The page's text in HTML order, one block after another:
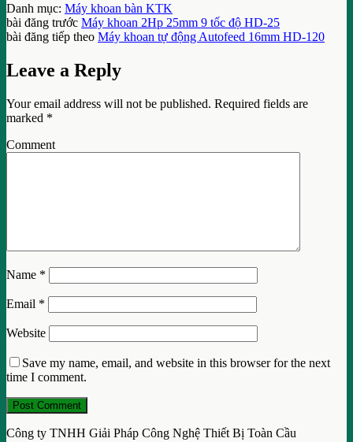
Danh mục: Máy khoan bàn KTK
bài đăng trước Máy khoan 2Hp 25mm 9 tốc độ HD-25
bài đăng tiếp theo Máy khoan tự động Autofeed 16mm HD-120
Leave a Reply
Your email address will not be published. Required fields are
marked *
Comment
Name *
Email *
Website
Save my name, email, and website in this browser for the next
time I comment.
Công ty TNHH Giải Pháp Công Nghệ Thiết Bị Toàn Cầu